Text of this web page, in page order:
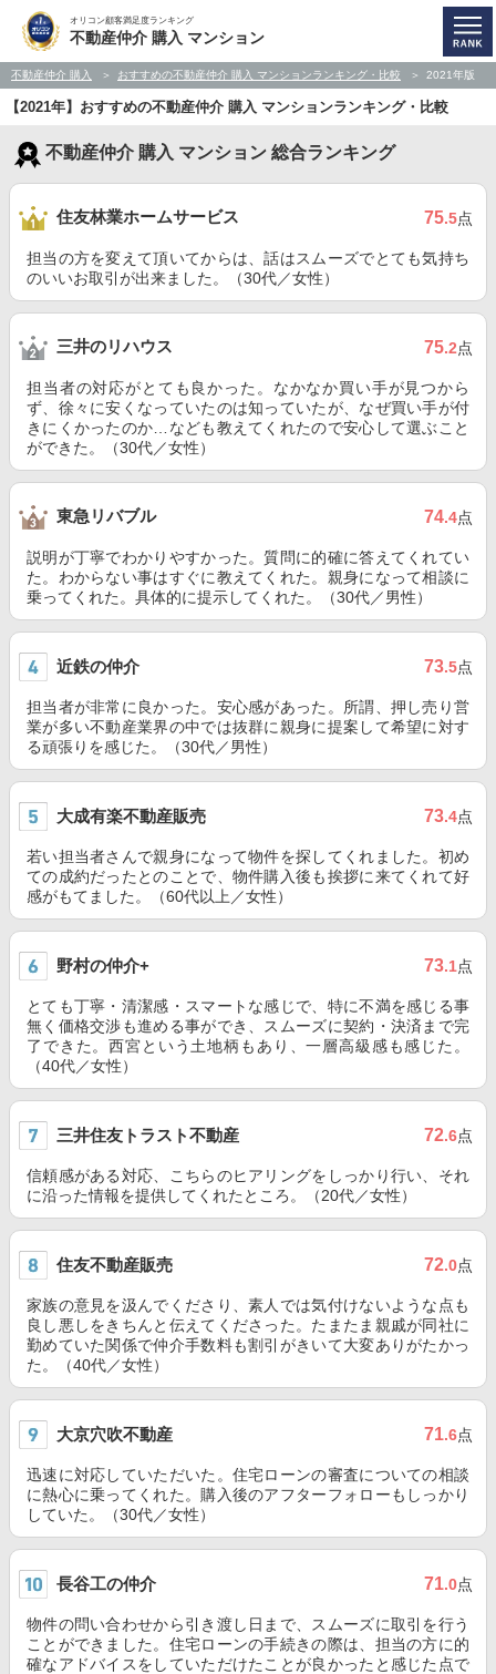
オリコン顧客満足度ランキング
不動産仲介 購入 マンション
不動産仲介 購入 おすすめの不動産仲介 購入 マンションランキング・比較 2021年版
【2021年】おすすめの不動産仲介 購入 マンションランキング・比較
不動産仲介 購入 マンション 総合ランキング
住友林業ホームサービス 75.5点
担当の方を変えて頂いてからは、話はスムーズでとても気持ち
のいいお取引が出来ました。（30代／女性）
三井のリハウス 75.2点
担当者の対応がとても良かった。なかなか買い手が見つから
ず、徐々に安くなっていたのは知っていたが、なぜ買い手が付
きにくかったのか…なども教えてくれたので安心して選ぶこと
ができた。（30代／女性）
東急リバブル 74.4点
説明が丁寧でわかりやすかった。質問に的確に答えてくれてい
た。わからない事はすぐに教えてくれた。親身になって相談に
乗ってくれた。具体的に提示してくれた。（30代／男性）
近鉄の仲介 73.5点
担当者が非常に良かった。安心感があった。所謂、押し売り営
業が多い不動産業界の中では抜群に親身に提案して希望に対す
る頑張りを感じた。（30代／男性）
大成有楽不動産販売 73.4点
若い担当者さんで親身になって物件を探してくれました。初め
ての成約だったとのことで、物件購入後も挨拶に来てくれて好
感がもてました。（60代以上／女性）
野村の仲介+ 73.1点
とても丁寧・清潔感・スマートな感じで、特に不満を感じる事
無く価格交渉も進める事ができ、スムーズに契約・決済まで完
了できた。西宮という土地柄もあり、一層高級感も感じた。
（40代／女性）
三井住友トラスト不動産 72.6点
信頼感がある対応、こちらのヒアリングをしっかり行い、それ
に沿った情報を提供してくれたところ。（20代／女性）
住友不動産販売 72.0点
家族の意見を汲んでくださり、素人では気付けないような点も
良し悪しをきちんと伝えてくださった。たまたま親戚が同社に
勤めていた関係で仲介手数料も割引がきいて大変ありがたかっ
た。（40代／女性）
大京穴吹不動産 71.6点
迅速に対応していただいた。住宅ローンの審査についての相談
に熱心に乗ってくれた。購入後のアフターフォローもしっかり
していた。（30代／女性）
長谷工の仲介 71.0点
物件の問い合わせから引き渡し日まで、スムーズに取引を行う
ことができました。住宅ローンの手続きの際は、担当の方に的
確なアドバイスをしていただけたことが良かったと感じた点で